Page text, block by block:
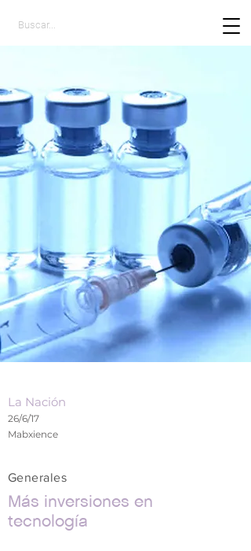
La Nación
26/6/17
Mabxience
Generales
Más inversiones en
tecnología